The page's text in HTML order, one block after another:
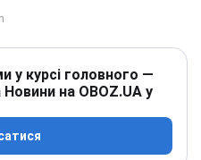
у курсі головного —
Новини на OBOZ.UA у